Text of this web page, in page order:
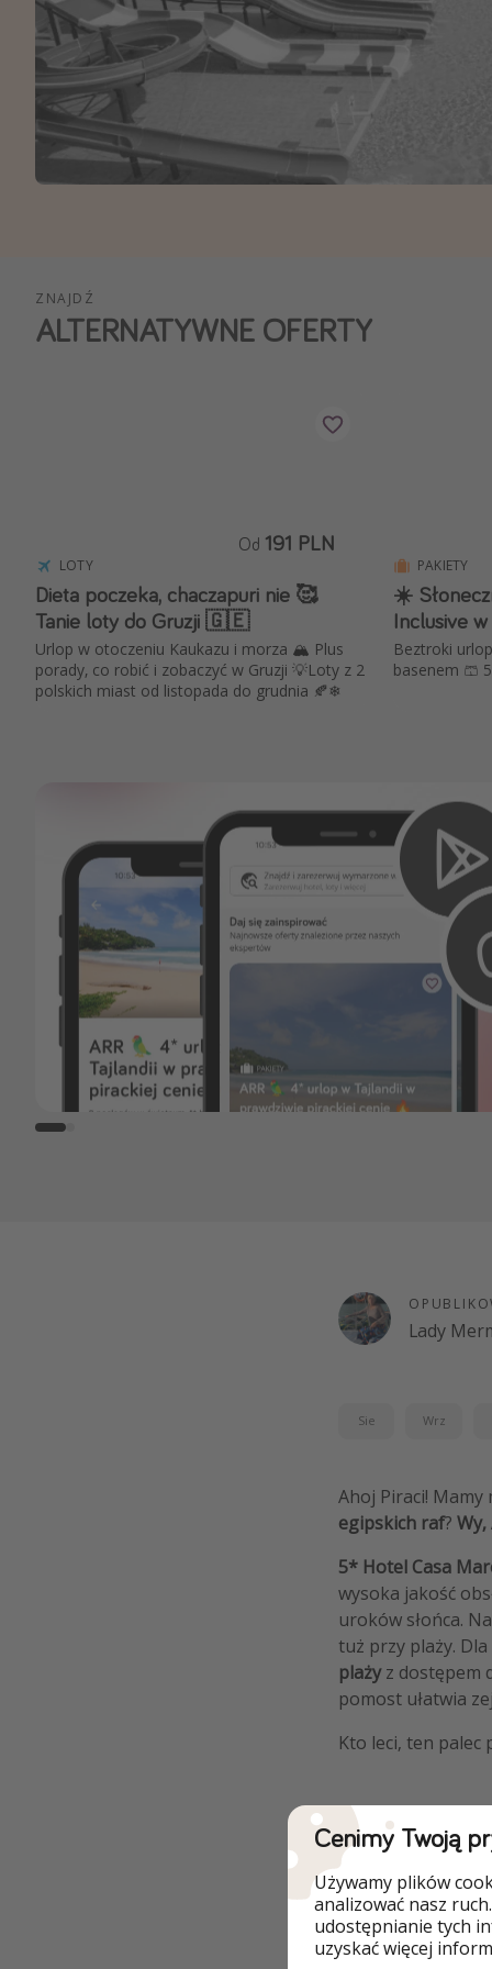
ZNAJDŹ
ALTERNATYWNE OFERTY
LOTY
Dieta poczeka, chaczapuri nie 🥰
Tanie loty do Gruzji 🇬🇪
Urlop w otoczeniu Kaukazu i morza 🏔️ Plus
porady, co robić i zobaczyć w Gruzji 💡Loty z 2
polskich miast od listopada do grudnia 🍂❄
Od 191 PLN
PAKIETY
☀️
Inclusive
Beztroki
basenem 🩳
Lady
Sie Wrz
Ahoj Piraci! Mamy
egipskich raf?
5* Hotel Casa
wysoka jakość
uroków słońca.
tuż przy plaży.
plażyz dostępem
pomost ułatwia
Kto leci, ten palec
Szczegóły
DO
Cenimy Twoją
Używamy plików
analizować nasz
udostępnianie tych
uzyskać więcej